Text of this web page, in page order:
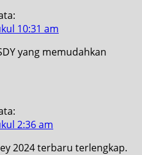
10:31 am
yang memudahkan
2:36 am
2024 terbaru terlengkap.